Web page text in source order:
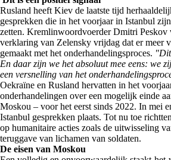
Rusland heeft Kiev de laatste tijd
gesprekken die in het voorjaar in Istanbul
zetten. Kremlinwoordvoerder Dmitri Peskov
verklaring van Zelensky vrijdag dat er meer
gemaakt met het onderhandelingsproces.
En daar zijn we het absoluut mee eens: we
een versnelling van het
Oekraïne en Rusland hervatten in het
onderhandelingen over een mogelijk einde
Moskou – voor het eerst sinds 2022. In mei
Istanbul gesprekken plaats. Tot nu toe
op humanitaire acties zoals de uitwisseling
teruggave van lichamen van soldaten.
De eisen van Moskou